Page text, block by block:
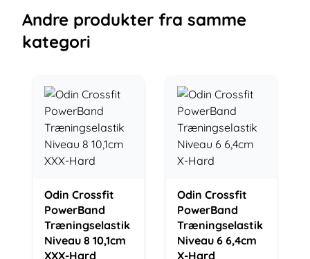
Andre produkter fra samme
kategori
Odin Crossfit
PowerBand
Træningselastik
Niveau 8 10,1cm
XXX-Hard
Odin Crossfit
PowerBand
Træningselastik
Niveau 6 6,4cm
X-Hard